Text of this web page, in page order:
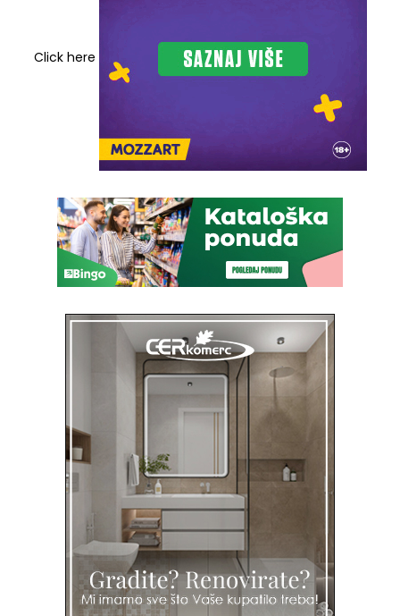
Click here